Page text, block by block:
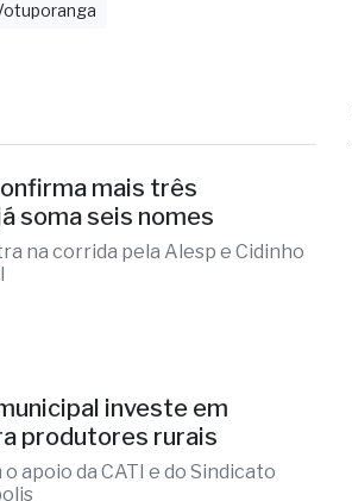
mais três
soma seis nomes
na corrida pela Alesp e Cidinho
investe em
produtores rurais
apoio da CATI e do Sindicato